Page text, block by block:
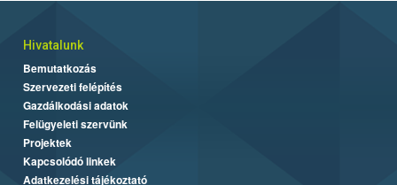
Hivatalunk
Bemutatkozás
Szervezeti felépítés
Gazdálkodási adatok
Felügyeleti szervünk
Projektek
Kapcsolódó linkek
Adatkezelési tájékoztató